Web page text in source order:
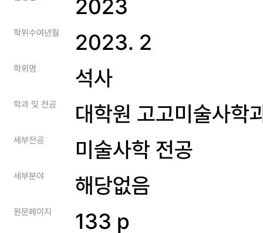
2023
학위수여년월 2023. 2
학위명 석사
학과 및 전공 대학원 고고미술사학
세부전공 미술사학 전공
세부분야 해당없음
원문페이지 133 p